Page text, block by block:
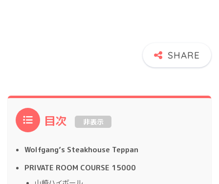
目次 非表示
Wolfgang’s Steakhouse Teppan
PRIVATE ROOM COURSE 15000